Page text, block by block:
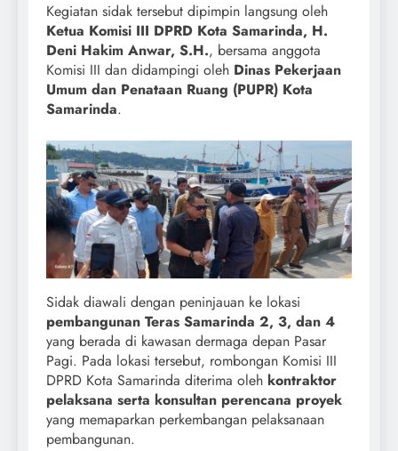
Kegiatan sidak tersebut dipimpin langsung oleh
Ketua Komisi III DPRD Kota Samarinda, H.
Deni Hakim Anwar, S.H., bersama anggota
Komisi III dan didampingi oleh Dinas Pekerjaan
Umum dan Penataan Ruang (PUPR) Kota
Samarinda.
Sidak diawali dengan peninjauan ke lokasi
pembangunan Teras Samarinda 2, 3, dan 4
yang berada di kawasan dermaga depan Pasar
Pagi. Pada lokasi tersebut, rombongan Komisi III
DPRD Kota Samarinda diterima oleh kontraktor
pelaksana serta konsultan perencana proyek
yang memaparkan perkembangan pelaksanaan
pembangunan.